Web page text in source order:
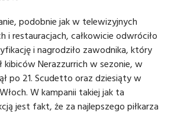
podobnie jak w telewizyjnych
i restauracjach, całkowicie odwróciło
i nagrodziło zawodnika, który
kibiców Nerazzurrich w sezonie, w
po 21. Scudetto oraz dziesiąty w
W kampanii takiej jak ta
jest fakt, że za najlepszego piłkarza